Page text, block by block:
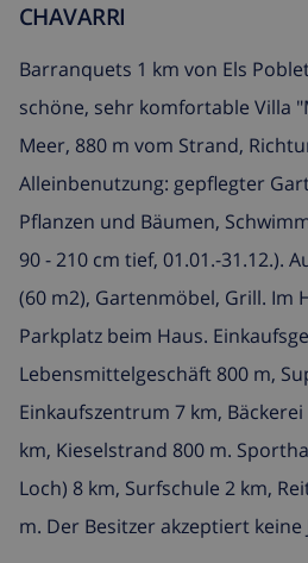
CHAVARRI
Barranquets 1 km von Els
schöne, sehr komfortable Villa
Meer, 880 m vom Strand,
Alleinbenutzung: gepflegter
Pflanzen und Bäumen,
90 - 210 cm tief, 01.01.-31.12.).
(60 m2), Gartenmöbel, Grill. Im
Parkplatz beim Haus.
Lebensmittelgeschäft 800 m,
Einkaufszentrum 7 km,
km, Kieselstrand 800 m.
Loch) 8 km, Surfschule 2 km,
m. Der Besitzer akzeptiert